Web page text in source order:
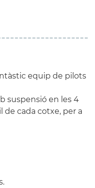
equip de pilots
suspensió en les 4
de cada cotxe, per a